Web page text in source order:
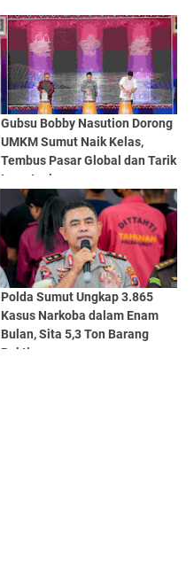
Gubsu Bobby Nasution Dorong
UMKM Sumut Naik Kelas,
Tembus Pasar Global dan Tarik
Investasi
Polda Sumut Ungkap 3.865
Kasus Narkoba dalam Enam
Bulan, Sita 5,3 Ton Barang
Bukti